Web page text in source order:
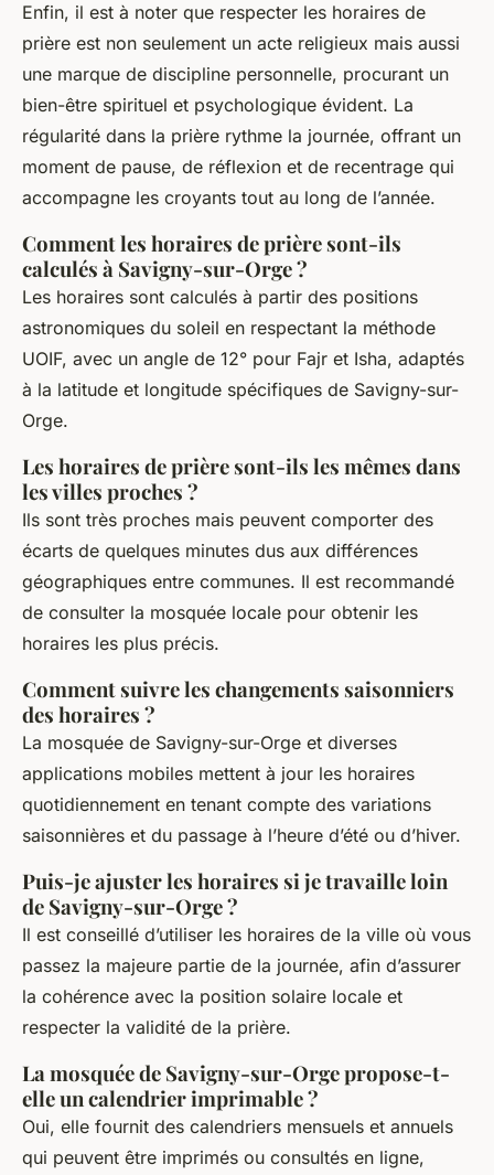
Enfin, il est à noter que respecter les horaires de
prière est non seulement un acte religieux mais aussi
une marque de discipline personnelle, procurant un
bien-être spirituel et psychologique évident. La
régularité dans la prière rythme la journée, offrant un
moment de pause, de réflexion et de recentrage qui
accompagne les croyants tout au long de l’année.
Comment les horaires de prière sont-ils
calculés à Savigny-sur-Orge ?
Les horaires sont calculés à partir des positions
astronomiques du soleil en respectant la méthode
UOIF, avec un angle de 12° pour Fajr et Isha, adaptés
à la latitude et longitude spécifiques de Savigny-sur-
Orge.
Les horaires de prière sont-ils les mêmes dans
les villes proches ?
Ils sont très proches mais peuvent comporter des
écarts de quelques minutes dus aux différences
géographiques entre communes. Il est recommandé
de consulter la mosquée locale pour obtenir les
horaires les plus précis.
Comment suivre les changements saisonniers
des horaires ?
La mosquée de Savigny-sur-Orge et diverses
applications mobiles mettent à jour les horaires
quotidiennement en tenant compte des variations
saisonnières et du passage à l’heure d’été ou d’hiver.
Puis-je ajuster les horaires si je travaille loin
de Savigny-sur-Orge ?
Il est conseillé d’utiliser les horaires de la ville où vous
passez la majeure partie de la journée, afin d’assurer
la cohérence avec la position solaire locale et
respecter la validité de la prière.
La mosquée de Savigny-sur-Orge propose-t-
elle un calendrier imprimable ?
Oui, elle fournit des calendriers mensuels et annuels
qui peuvent être imprimés ou consultés en ligne,